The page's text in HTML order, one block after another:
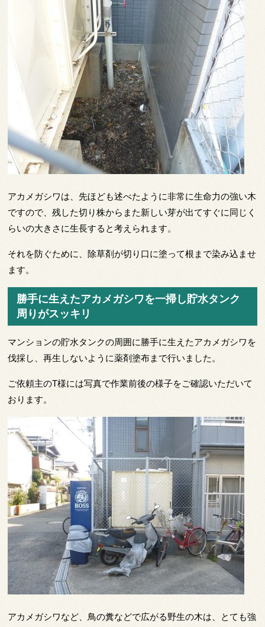
アカメガシワは、先ほども述べたように非常に生命力の強い木
ですので、残した切り株からまた新しい芽が出てすぐに同じく
らいの大きさに生長すると考えられます。
それを防ぐために、除草剤が切り口に塗って根まで染み込ませ
ます。
勝手に生えたアカメガシワを一掃し貯水タンク
周りがスッキリ
マンションの貯水タンクの周囲に勝手に生えたアカメガシワを
伐採し、再生しないように薬剤塗布まで行いました。
ご依頼主のT様には写真で作業前後の様子をご確認いただいて
おります。
アカメガシワなど、鳥の糞などで広がる野生の木は、とても強